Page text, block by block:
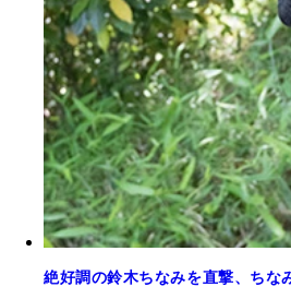
絶好調の鈴木ちなみを直撃、ちな